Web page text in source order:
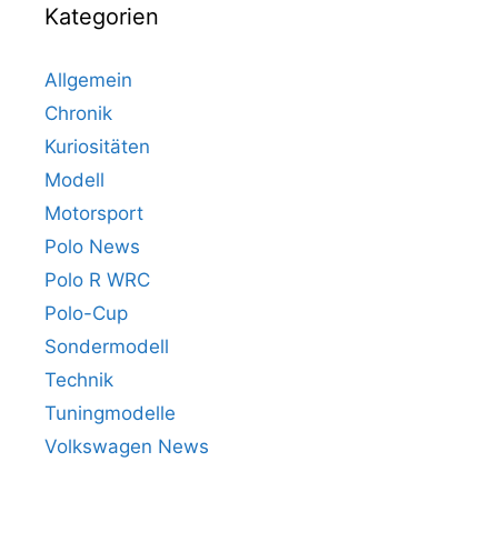
Kategorien
Allgemein
Chronik
Kuriositäten
Modell
Motorsport
Polo News
Polo R WRC
Polo-Cup
Sondermodell
Technik
Tuningmodelle
Volkswagen News